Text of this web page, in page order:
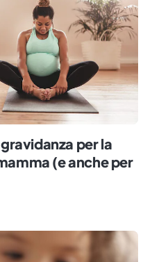
per la
(e anche per